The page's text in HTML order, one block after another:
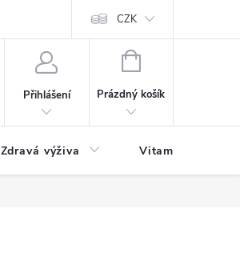
Formulář pro odstoupení od
CZK
Přihlášení
NÁKUPNÍ
Prázdný košík
Zdravá výživa Vitamíny a